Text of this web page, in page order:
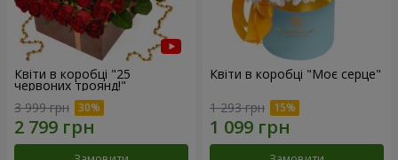
Квіти в коробці "25
червоних троянд!"
3 999 грн
Квіти в коробці "Моє серце"
1 293 грн